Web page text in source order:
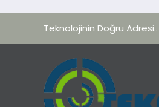
Teknolojinin Doğru Adresi..